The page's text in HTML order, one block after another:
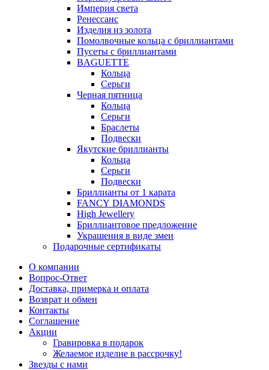
Империя света
Ренессанс
Изделия из золота
Помолвочные кольца с бриллиантами
Пусеты с бриллиантами
BAGUETTE
Кольца
Серьги
Черная пятница
Кольца
Серьги
Браслеты
Подвески
Якутские бриллианты
Кольца
Серьги
Подвески
Бриллианты от 1 карата
FANCY DIAMONDS
High Jewellery
Бриллиантовое предложение
Украшения в виде змеи
Подарочные сертификаты
О компании
Вопрос-Ответ
Доставка, примерка и оплата
Возврат и обмен
Контакты
Соглашение
Акции
Гравировка в подарок
Желаемое изделие в рассрочку!
Звезды с нами